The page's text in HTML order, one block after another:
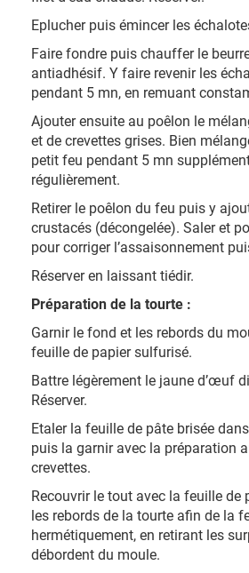
Eplucher puis émincer les
Faire fondre puis chauffer le
antiadhésif. Y faire revenir les
pendant 5 mn, en remuant
Ajouter ensuite au poêlon le
et de crevettes grises. Bien
petit feu pendant 5 mn
régulièrement.
Retirer le poêlon du feu puis y
crustacés (décongelée). Saler et
pour corriger l’assaisonnement
Réserver en laissant tiédir.
Préparation de la tourte :
Garnir le fond et les rebords du
feuille de papier sulfurisé.
Battre légèrement le jaune d’œuf
Réserver.
Etaler la feuille de pâte brisée
puis la garnir avec la préparation
crevettes.
Recouvrir le tout avec la feuille de
les rebords de la tourte afin de la
hermétiquement, en retirant les
débordent du moule.